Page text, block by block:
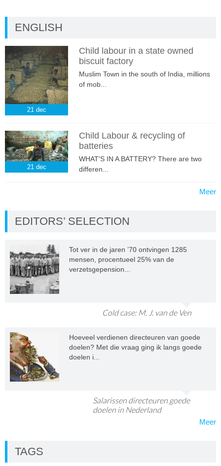
ENGLISH
21 dec
Child labour in a state owned
biscuit factory
Muslim Town in the south of India, millions
of mob...
21 dec
Child Labour & recycling of
batteries
WHAT'S IN A BATTERY? There are two
differen...
Meer
EDITORS’ SELECTION
Tot ver in de jaren ’70 ontvingen 1285
mensen, procentueel 25% van de
verzetsgepension...
Cold case: M. J. van de Ven
Hoeveel verdienen directeuren van goede
doelen? Met die vraag ging ik langs goede
doelen i...
Salarissen directeuren goede
doelen in Nederland
Meer
TAGS